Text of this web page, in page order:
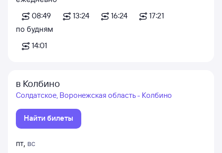
08:49
13:24 16:24
17:21
по будням
14:01
в Колбино
Солдатское, Воронежская область - Колбино
Найти билеты
пт, вс